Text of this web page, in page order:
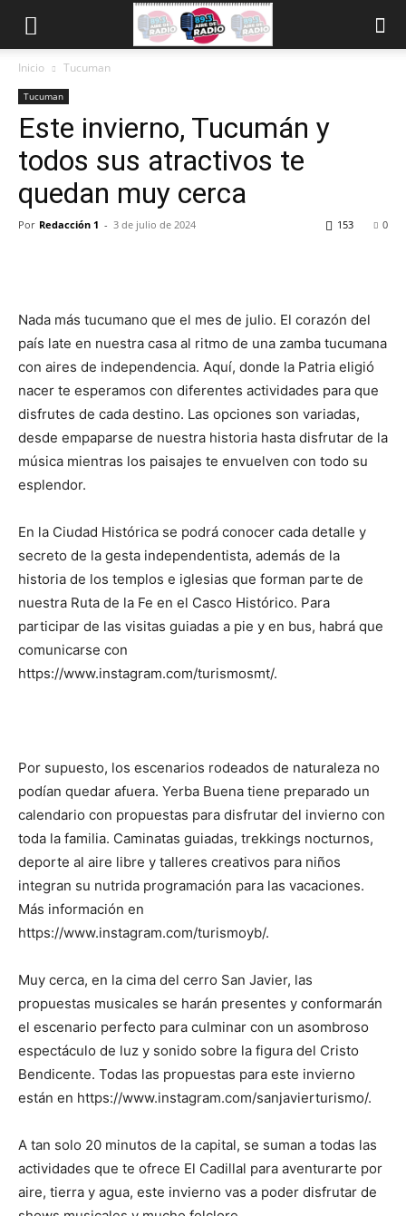
Inicio Tucuman
Tucuman
Este invierno, Tucumán y
todos sus atractivos te
quedan muy cerca
Por Redacción 1 - 3 de julio de 2024 0
153
Nada más tucumano que el mes de julio. El corazón del
país late en nuestra casa al ritmo de una zamba tucumana
con aires de independencia. Aquí, donde la Patria eligió
nacer te esperamos con diferentes actividades para que
disfrutes de cada destino. Las opciones son variadas,
desde empaparse de nuestra historia hasta disfrutar de la
música mientras los paisajes te envuelven con todo su
esplendor.
En la Ciudad Histórica se podrá conocer cada detalle y
secreto de la gesta independentista, además de la
historia de los templos e iglesias que forman parte de
nuestra Ruta de la Fe en el Casco Histórico. Para
participar de las visitas guiadas a pie y en bus, habrá que
comunicarse con
https://www.instagram.com/turismosmt/.
Por supuesto, los escenarios rodeados de naturaleza no
podían quedar afuera. Yerba Buena tiene preparado un
calendario con propuestas para disfrutar del invierno con
toda la familia. Caminatas guiadas, trekkings nocturnos,
deporte al aire libre y talleres creativos para niños
integran su nutrida programación para las vacaciones.
Más información en
https://www.instagram.com/turismoyb/.
Muy cerca, en la cima del cerro San Javier, las
propuestas musicales se harán presentes y conformarán
el escenario perfecto para culminar con un asombroso
espectáculo de luz y sonido sobre la figura del Cristo
Bendicente. Todas las propuestas para este invierno
están en https://www.instagram.com/sanjavierturismo/.
A tan solo 20 minutos de la capital, se suman a todas las
actividades que te ofrece El Cadillal para aventurarte por
aire, tierra y agua, este invierno vas a poder disfrutar de